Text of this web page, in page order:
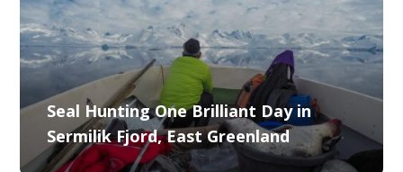
Seal Hunting One Brilliant Day in
Sermilik Fjord, East Greenland